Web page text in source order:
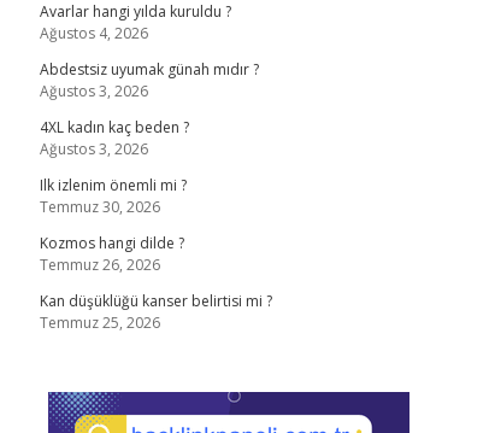
Avarlar hangi yılda kuruldu ?
Ağustos 4, 2026
Abdestsiz uyumak günah mıdır ?
Ağustos 3, 2026
4XL kadın kaç beden ?
Ağustos 3, 2026
Ilk izlenim önemli mi ?
Temmuz 30, 2026
Kozmos hangi dilde ?
Temmuz 26, 2026
Kan düşüklüğü kanser belirtisi mi ?
Temmuz 25, 2026